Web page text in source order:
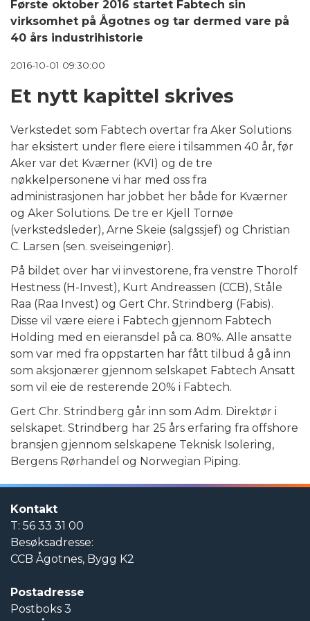
NDT TJENESTER
TRYKKTESTING
OPPDRETTSNÆRING
NYHETER
KONTAKT
Første oktober 2016 startet Fabtech sin
virksomhet på Ågotnes og tar dermed vare på
40 års industrihistorie
2016-10-01 09:30:00
Et nytt kapittel skrives
Verkstedet som Fabtech overtar fra Aker Solutions
har eksistert under flere eiere i tilsammen 40 år, før
Aker var det Kværner (KVI) og de tre
nøkkelpersonene vi har med oss fra
administrasjonen har jobbet her både for Kværner
og Aker Solutions. De tre er Kjell Tornøe
(verkstedsleder), Arne Skeie (salgssjef) og Christian
C. Larsen (sen. sveiseingeniør).
På bildet over har vi investorene, fra venstre Thorolf
Hestness (H-Invest), Kurt Andreassen (CCB), Ståle
Raa (Raa Invest) og Gert Chr. Strindberg (Fabis).
Disse vil være eiere i Fabtech gjennom Fabtech
Holding med en eieransdel på ca. 80%. Alle ansatte
som var med fra oppstarten har fått tilbud å gå inn
som aksjonærer gjennom selskapet Fabtech Ansatt
som vil eie de resterende 20% i Fabtech.
Gert Chr. Strindberg går inn som Adm. Direktør i
selskapet. Strindberg har 25 års erfaring fra offshore
bransjen gjennom selskapene Teknisk Isolering,
Bergens Rørhandel og Norwegian Piping.
Kontakt
T: 56 33 31 00
Besøksadresse:
CCB Ågotnes, Bygg K2
Postadresse
Postboks 3